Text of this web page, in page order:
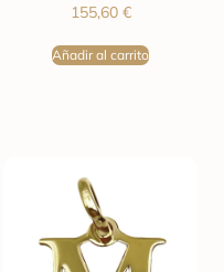
155,60 €
Añadir al carrito